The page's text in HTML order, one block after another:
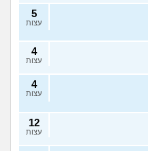
5
עצות
4
עצות
4
עצות
12
עצות